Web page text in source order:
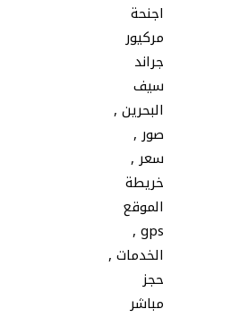
اجنحة
مركيور
جراند
سيف
البحرين ,
صور ,
سعر ,
خريطة
الموقع
gps ,
الخدمات ,
حجز
مباشر